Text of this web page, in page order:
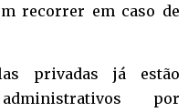
recorrer em caso de
privadas já estão
por